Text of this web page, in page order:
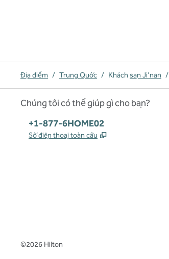
Địa điểm / Trung Quốc / Khách sạn Ji'nan /
Chúng tôi có thể giúp gì cho bạn?
Điện thoại:
+1-877-6HOME02
Số điện thoại toàn cầu ,
©2026 Hilton